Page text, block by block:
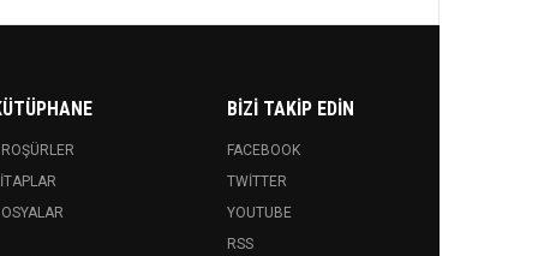
BIZI TAKIP EDIN
FACEBOOK
TWITTER
YOUTUBE
RSS